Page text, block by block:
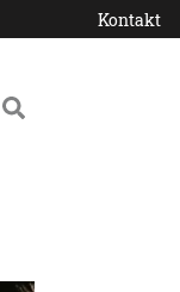
Kontakt